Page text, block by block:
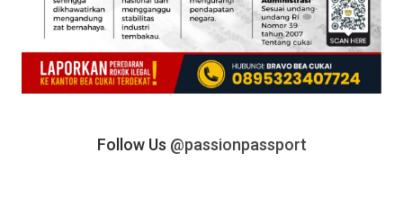
Follow Us @passionpassport